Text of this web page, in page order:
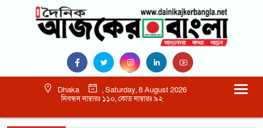
Dhaka
, Saturday, 8 August 2026
নিবন্ধন নাম্বারঃ ১১০, কোড নাম্বারঃ ৯২